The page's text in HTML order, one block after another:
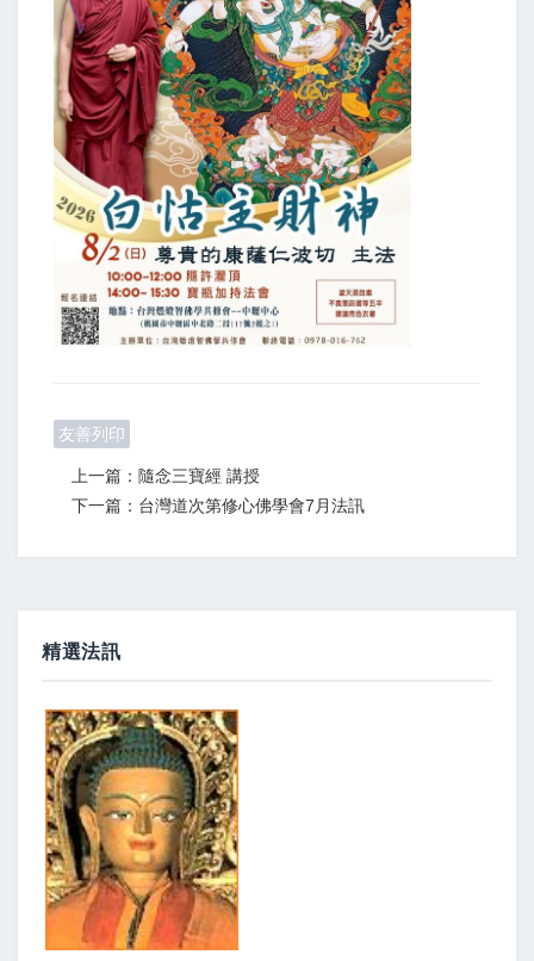
友善列印
上一篇：隨念三寶經 講授
下一篇：台灣道次第修心佛學會7月法訊
精選法訊